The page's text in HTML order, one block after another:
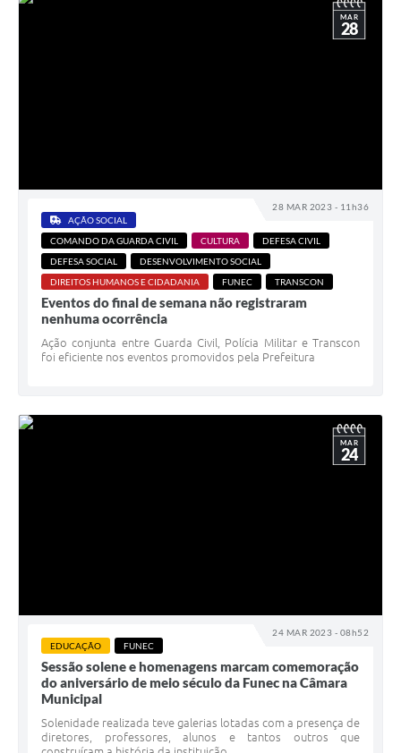
28 MAR 2023 - 11h36
MAR
28
AÇÃO SOCIAL
COMANDO DA GUARDA CIVIL
CULTURA
DEFESA CIVIL
DEFESA SOCIAL
DESENVOLVIMENTO SOCIAL
DIREITOS HUMANOS E CIDADANIA
FUNEC TRANSCON
Eventos do final de semana não registraram
nenhuma ocorrência
Ação conjunta entre Guarda Civil, Polícia Militar e Transcon
foi eficiente nos eventos promovidos pela Prefeitura
24 MAR 2023 - 08h52
MAR
24
EDUCAÇÃO FUNEC
Sessão solene e homenagens marcam comemoração
do aniversário de meio século da Funec na Câmara
Municipal
Solenidade realizada teve galerias lotadas com a presença de
diretores, professores, alunos e tantos outros que